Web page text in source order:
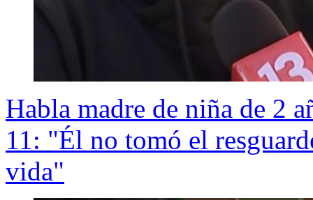
Habla madre de niña de 2
11: "Él no tomó el
vida"